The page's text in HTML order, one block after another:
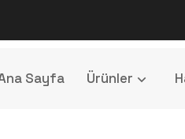
Sayfa Ürünler